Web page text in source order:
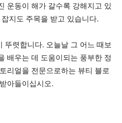
운동이 해가 갈수록 강해지고 있
지도 주목을 받고 있습니다.
뚜렷합니다. 오늘날 그 어느 때보
배우는 데 도움이되는 풍부한 정
리얼을 전문으로하는 뷰티 블로
아들이십시오.